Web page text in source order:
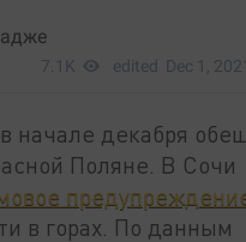
начале декабря
Поляне. В Сочи
в горах. По данным